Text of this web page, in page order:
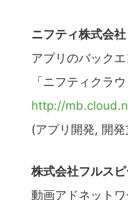
ニフティ株式会社
アプリのバック
「ニフティクラ
http://
(アプリ開発, 開
株式会社フルス
動画アドネット